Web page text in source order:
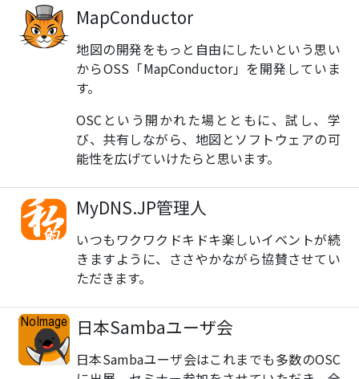
MapConductor
地図の開発をもっと自由にしたいという思い
からOSS「MapConductor」を開発していま
す。
OSCという開かれた場とともに、試し、学
び、共有しながら、地図とソフトウェアの可
能性を広げていけたらと思います。
MyDNS.JP管理人
いつもワクワクドキドキ楽しいイベントが続
きますように、ささやかながら協賛させてい
ただきます。
日本Sambaユーザ会
日本Sambaユーザ会はこれまでも多数のOSC